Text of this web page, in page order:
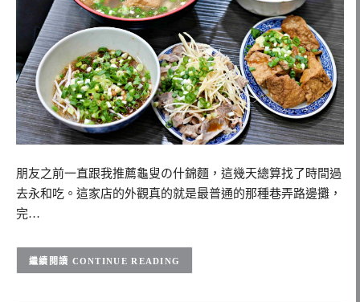
朋友之前一直跟我推薦龜叟の什錦麵，這幾天總算找了時間過
去永和吃。這家店的外觀真的就是最普通的那種巷弄路邊攤，
完…
CONTINUE READING